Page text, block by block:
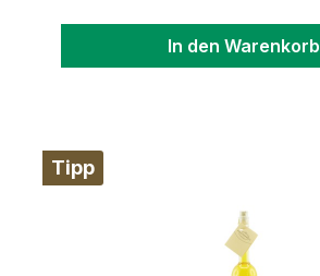
In den Warenkorb
Tipp